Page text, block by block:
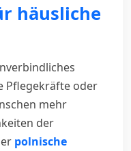
häusliche
Pflegekräfte oder
mehr
der
polnische